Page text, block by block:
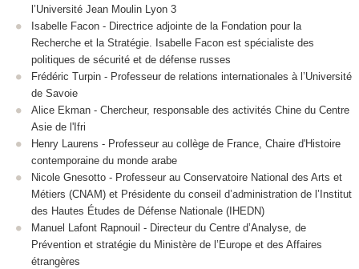
l’Université Jean Moulin Lyon 3
Isabelle Facon - Directrice adjointe de la Fondation pour la
Recherche et la Stratégie. Isabelle Facon est spécialiste des
politiques de sécurité et de défense russes
Frédéric Turpin - Professeur de relations internationales à l’Université
de Savoie
Alice Ekman - Chercheur, responsable des activités Chine du Centre
Asie de l'Ifri
Henry Laurens - Professeur au collège de France, Chaire d'Histoire
contemporaine du monde arabe
Nicole Gnesotto - Professeur au Conservatoire National des Arts et
Métiers (CNAM) et Présidente du conseil d’administration de l’Institut
des Hautes Études de Défense Nationale (IHEDN)
Manuel Lafont Rapnouil - Directeur du Centre d’Analyse, de
Prévention et stratégie du Ministère de l’Europe et des Affaires
étrangères